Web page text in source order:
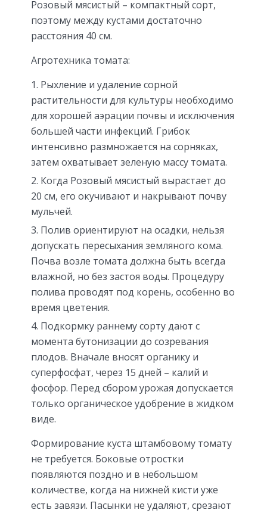
Розовый мясистый – компактный сорт,
поэтому между кустами достаточно
расстояния 40 см.
Агротехника томата:
Рыхление и удаление сорной
растительности для культуры необходимо
для хорошей аэрации почвы и исключения
большей части инфекций. Грибок
интенсивно размножается на сорняках,
затем охватывает зеленую массу томата.
Когда Розовый мясистый вырастает до
20 см, его окучивают и накрывают почву
мульчей.
Полив ориентируют на осадки, нельзя
допускать пересыхания земляного кома.
Почва возле томата должна быть всегда
влажной, но без застоя воды. Процедуру
полива проводят под корень, особенно во
время цветения.
Подкормку раннему сорту дают с
момента бутонизации до созревания
плодов. Вначале вносят органику и
суперфосфат, через 15 дней – калий и
фосфор. Перед сбором урожая допускается
только органическое удобрение в жидком
виде.
Формирование куста штамбовому томату
не требуется. Боковые отростки
появляются поздно и в небольшом
количестве, когда на нижней кисти уже
есть завязи. Пасынки не удаляют, срезают